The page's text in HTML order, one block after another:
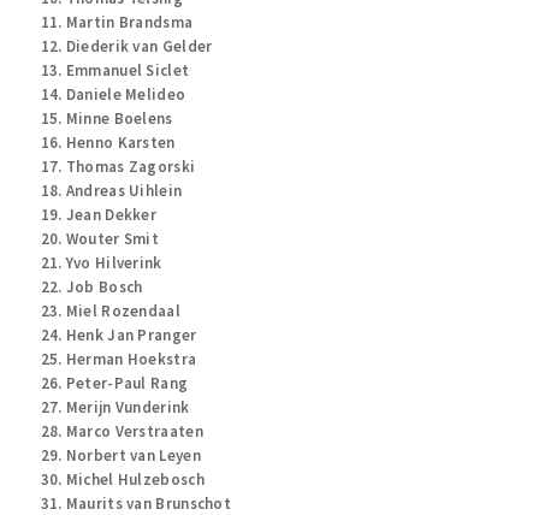
11. Martin Brandsma
12. Diederik van Gelder
13. Emmanuel Siclet
14. Daniele Melideo
15. Minne Boelens
16. Henno Karsten
17. Thomas Zagorski
18. Andreas Uihlein
19. Jean Dekker
20. Wouter Smit
21. Yvo Hilverink
22. Job Bosch
23. Miel Rozendaal
24. Henk Jan Pranger
25. Herman Hoekstra
26. Peter-Paul Rang
27. Merijn Vunderink
28. Marco Verstraaten
29. Norbert van Leyen
30. Michel Hulzebosch
31. Maurits van Brunschot